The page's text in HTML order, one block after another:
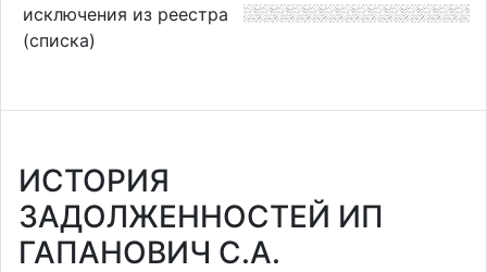
исключения из реестра
(списка)
ИСТОРИЯ
ЗАДОЛЖЕННОСТЕЙ ИП
ГАПАНОВИЧ С.А.